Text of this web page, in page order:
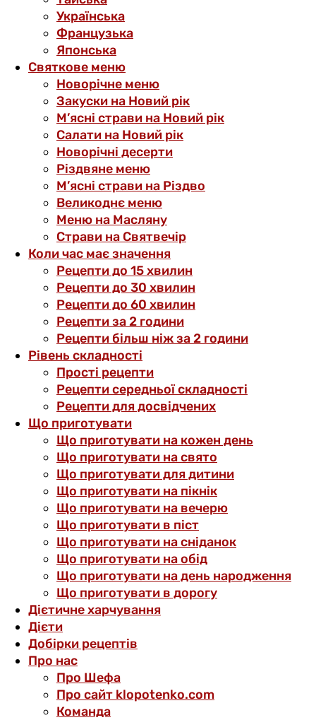
Українська
Французька
Японська
Святкове меню
Новорічне меню
Закуски на Новий рік
М’ясні страви на Новий рік
Салати на Новий рік
Новорічні десерти
Різдвяне меню
М’ясні страви на Різдво
Великоднє меню
Меню на Масляну
Страви на Святвечір
Коли час має значення
Рецепти до 15 хвилин
Рецепти до 30 хвилин
Рецепти до 60 хвилин
Рецепти за 2 години
Рецепти більш ніж за 2 години
Рівень складності
Прості рецепти
Рецепти середньої складності
Рецепти для досвідчених
Що приготувати
Що приготувати на кожен день
Що приготувати на свято
Що приготувати для дитини
Що приготувати на пікнік
Що приготувати на вечерю
Що приготувати в піст
Що приготувати на сніданок
Що приготувати на обід
Що приготувати на день народження
Що приготувати в дорогу
Дієтичне харчування
Дієти
Добірки рецептів
Про нас
Про Шефа
Про сайт klopotenko.com
Команда